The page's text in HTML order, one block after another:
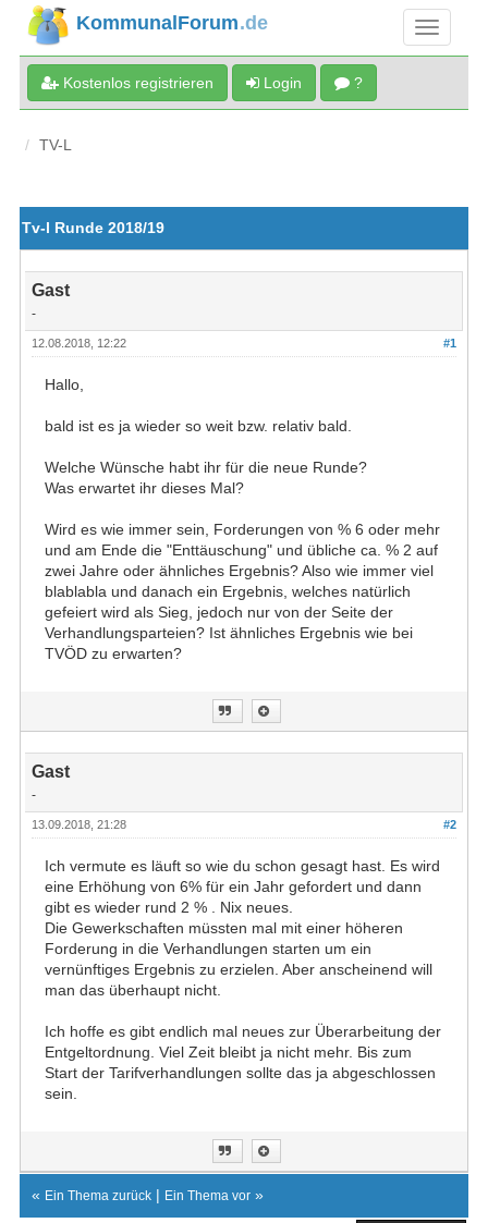
KommunalForum.de
Kostenlos registrieren Login ?
TV-L
Tv-l Runde 2018/19
Gast
-
#1
12.08.2018, 12:22
Hallo,
bald ist es ja wieder so weit bzw. relativ bald.
Welche Wünsche habt ihr für die neue Runde?
Was erwartet ihr dieses Mal?
Wird es wie immer sein, Forderungen von % 6 oder mehr
und am Ende die "Enttäuschung" und übliche ca. % 2 auf
zwei Jahre oder ähnliches Ergebnis? Also wie immer viel
blablabla und danach ein Ergebnis, welches natürlich
gefeiert wird als Sieg, jedoch nur von der Seite der
Verhandlungsparteien? Ist ähnliches Ergebnis wie bei
TVÖD zu erwarten?
Gast
-
#2
13.09.2018, 21:28
Ich vermute es läuft so wie du schon gesagt hast. Es wird
eine Erhöhung von 6% für ein Jahr gefordert und dann
gibt es wieder rund 2 % . Nix neues.
Die Gewerkschaften müssten mal mit einer höheren
Forderung in die Verhandlungen starten um ein
vernünftiges Ergebnis zu erzielen. Aber anscheinend will
man das überhaupt nicht.
Ich hoffe es gibt endlich mal neues zur Überarbeitung der
Entgeltordnung. Viel Zeit bleibt ja nicht mehr. Bis zum
Start der Tarifverhandlungen sollte das ja abgeschlossen
sein.
« Ein Thema zurück| Ein Thema vor»